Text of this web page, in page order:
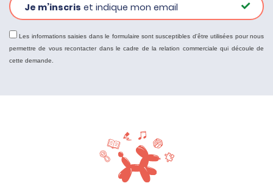
Je m’inscris et indique mon email
Les informations saisies dans le formulaire sont susceptibles d'être utilisées pour nous
permettre de vous recontacter dans le cadre de la relation commerciale qui découle de
cette demande.